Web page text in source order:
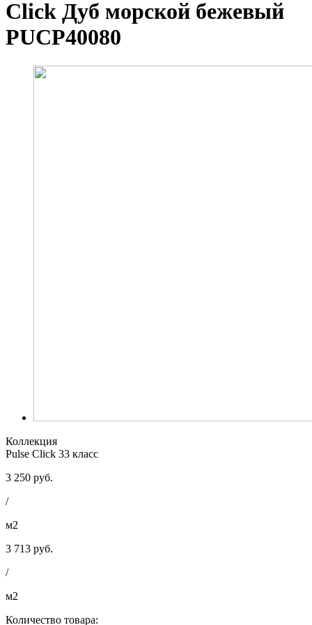
Click Дуб морской бежевый
PUCP40080
Коллекция
Pulse Click 33 класс
3 250 руб.
/
м2
3 713 руб.
/
м2
Количество товара: